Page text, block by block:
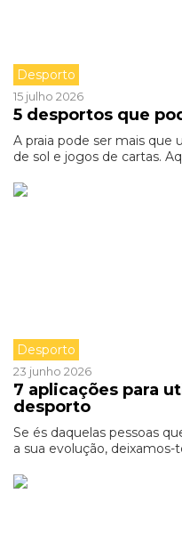
Desporto
15 julho 2026
5 desportos que
A praia pode ser mais que
de sol e jogos de cartas.
Desporto
23 junho 2026
7 aplicações para
desporto
Se és daquelas pessoas
a sua evolução,